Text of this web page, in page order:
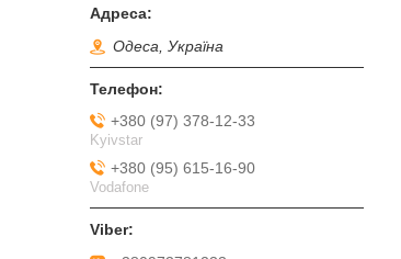
Одеса, Україна
+380 (97) 378-12-33
Kyivstar
+380 (95) 615-16-90
Vodafone